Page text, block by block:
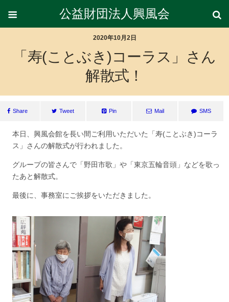
公益財団法人興風会
2020年10月2日
「寿(ことぶき)コーラス」さん
解散式！
Share Tweet Pin Mail SMS
本日、興風会館を長い間ご利用いただいた「寿(ことぶき)コーラ
ス」さんの解散式が行われました。
グループの皆さんで「野田市歌」や「東京五輪音頭」などを歌っ
たあと解散式。
最後に、事務室にご挨拶をいただきました。